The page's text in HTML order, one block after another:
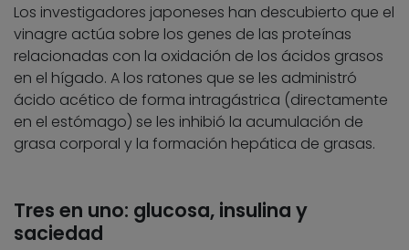
Los investigadores japoneses han descubierto que el
vinagre actúa sobre los genes de las proteínas
relacionadas con la oxidación de los ácidos grasos
en el hígado. A los ratones que se les administró
ácido acético de forma intragástrica (directamente
en el estómago) se les inhibió la acumulación de
grasa corporal y la formación hepática de grasas.
Tres en uno: glucosa, insulina y
saciedad